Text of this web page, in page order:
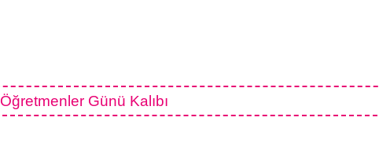
Öğretmenler Günü Kalıbı